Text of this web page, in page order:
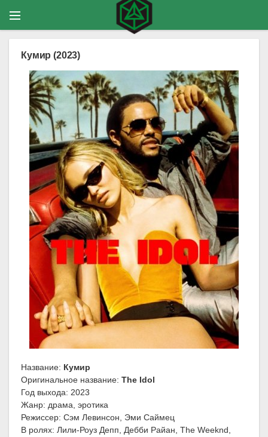
Кумир (2023)
Название: Кумир
Оригинальное название: The Idol
Год выхода: 2023
Жанр: драма, эротика
Режиссер: Сэм Левинсон, Эми Саймец
В ролях: Лили-Роуз Депп, Дебби Райан, The Weeknd,